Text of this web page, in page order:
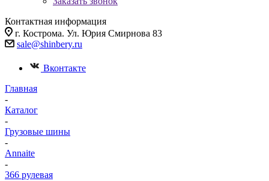
Контактная информация
г. Кострома. Ул. Юрия Смирнова 83
sale@shinbery.ru
Вконтакте
Главная
-
Каталог
-
Грузовые шины
-
Annaite
-
366 рулевая